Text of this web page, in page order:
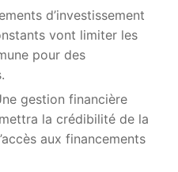
d’investissement
vont limiter les
pour des
gestion financière
la crédibilité de la
aux financements